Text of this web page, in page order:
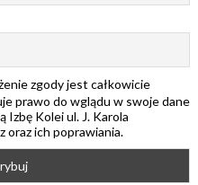
zgody jest całkowicie
prawo do wglądu w swoje dane
Izbę Kolei ul. J. Karola
oraz ich poprawiania.